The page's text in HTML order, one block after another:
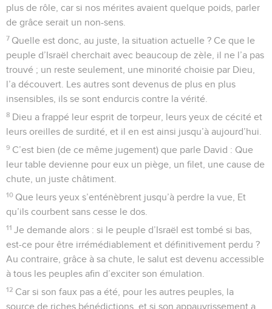
plus de rôle, car si nos mérites avaient quelque poids, parler
de grâce serait un non-sens.
7 Quelle est donc, au juste, la situation actuelle ? Ce que le
peuple d’Israël cherchait avec beaucoup de zèle, il ne l’a pas
trouvé ; un reste seulement, une minorité choisie par Dieu,
l’a découvert. Les autres sont devenus de plus en plus
insensibles, ils se sont endurcis contre la vérité.
8 Dieu a frappé leur esprit de torpeur, leurs yeux de cécité et
leurs oreilles de surdité, et il en est ainsi jusqu’à aujourd’hui.
9 C’est bien (de ce même jugement) que parle David : Que
leur table devienne pour eux un piège, un filet, une cause de
chute, un juste châtiment.
10 Que leurs yeux s’enténèbrent jusqu’à perdre la vue, Et
qu’ils courbent sans cesse le dos.
11 Je demande alors : si le peuple d’Israël est tombé si bas,
est-ce pour être irrémédiablement et définitivement perdu ?
Au contraire, grâce à sa chute, le salut est devenu accessible
à tous les peuples afin d’exciter son émulation.
12 Car si son faux pas a été, pour les autres peuples, la
source de riches bénédictions, et si son appauvrissement a